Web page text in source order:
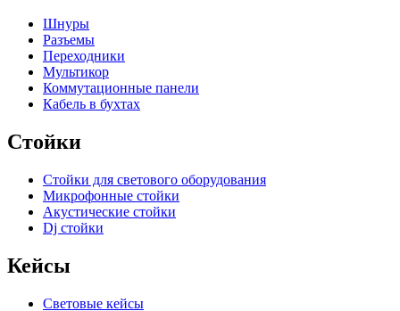
Шнуры
Разъемы
Переходники
Мультикор
Коммутационные панели
Кабель в бухтах
Стойки
Стойки для светового оборудования
Микрофонные стойки
Акустические стойки
Dj стойки
Кейсы
Световые кейсы